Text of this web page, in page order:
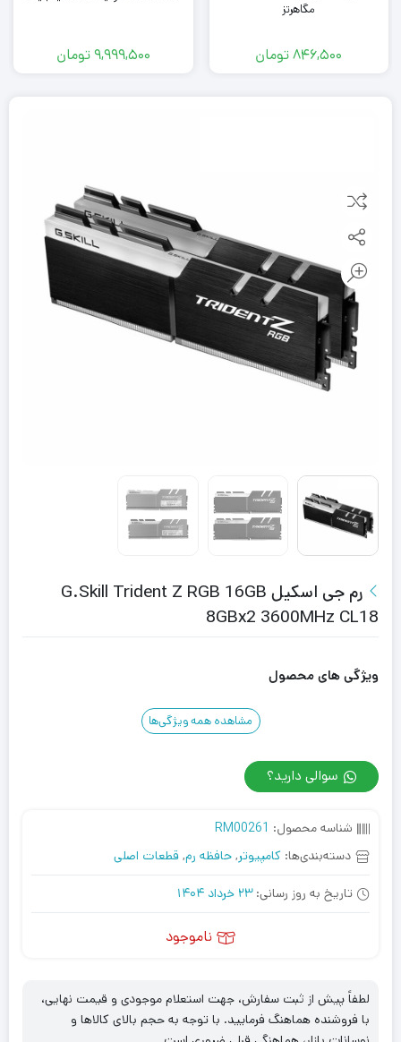
مگاهرتز
846,500تومان 9,999,500تومان
رم جی اسکیل G.Skill Trident Z RGB 16GB
8GBx2 3600MHz CL18
ویژگی های محصول
مشاهده همه ویژگی‌ها
سوالی دارید؟
شناسه محصول: RM00261
دسته‌بندی‌ها: کامپیوتر, حافظه رم, قطعات اصلی
تاریخ به روز رسانی:23 خرداد 1404
ناموجود
لطفاً پیش از ثبت سفارش، جهت استعلام موجودی و قیمت نهایی،
با فروشنده هماهنگ فرمایید. با توجه به حجم بالای کالاها و